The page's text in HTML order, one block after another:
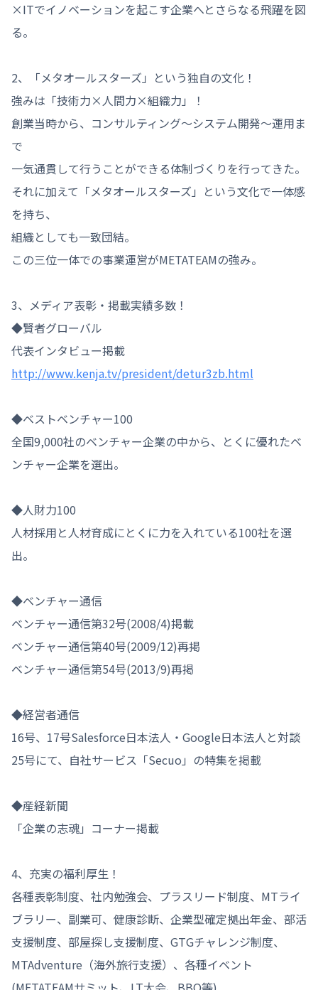
×ITでイノベーションを起こす企業へとさらなる飛躍を図
る。
2、「メタオールスターズ」という独自の文化！
強みは「技術力×人間力×組織力」！
創業当時から、コンサルティング～システム開発～運用ま
で
一気通貫して行うことができる体制づくりを行ってきた。
それに加えて「メタオールスターズ」という文化で一体感
を持ち、
組織としても一致団結。
この三位一体での事業運営がMETATEAMの強み。
3、メディア表彰・掲載実績多数！
◆賢者グローバル
http://www.kenja.tv/president/detur3zb.html
◆ベストベンチャー100
全国9,000社のベンチャー企業の中から、とくに優れたベ
ンチャー企業を選出。
◆人財力100
人材採用と人材育成にとくに力を入れている100社を選
出。
◆ベンチャー通信
ベンチャー通信第32号(2008/4)掲載
ベンチャー通信第40号(2009/12)再掲
ベンチャー通信第54号(2013/9)再掲
◆経営者通信
16号、17号Salesforce日本法人・Google日本法人と対談
25号にて、自社サービス「Secuo」の特集を掲載
◆産経新聞
「企業の志魂」コーナー掲載
4、充実の福利厚生！
各種表彰制度、社内勉強会、プラスリード制度、MTライ
ブラリー、副業可、健康診断、企業型確定拠出年金、部活
支援制度、部屋探し支援制度、GTGチャレンジ制度、
MTAdventure（海外旅行支援）、各種イベント